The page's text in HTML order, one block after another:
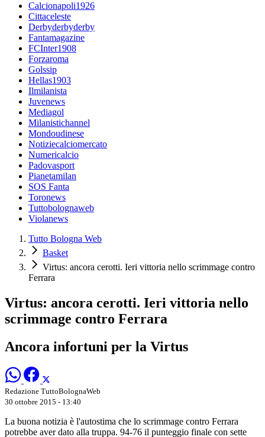
Calcionapoli1926
Cittaceleste
Derbyderbyderby
Fantamagazine
FCInter1908
Forzaroma
Golssip
Hellas1903
Ilmilanista
Juvenews
Mediagol
Milanistichannel
Mondoudinese
Notiziecalciomercato
Numericalcio
Padovasport
Pianetamilan
SOS Fanta
Toronews
Tuttobolognaweb
Violanews
Tutto Bologna Web
Basket
Virtus: ancora cerotti. Ieri vittoria nello scrimmage contro
Ferrara
Virtus: ancora cerotti. Ieri vittoria nello
scrimmage contro Ferrara
Ancora infortuni per la Virtus
Redazione TuttoBolognaWeb
30 ottobre 2015 - 13:40
La buona notizia è l'autostima che lo scrimmage contro Ferrara
potrebbe aver dato alla truppa. 94-76 il punteggio finale con sette